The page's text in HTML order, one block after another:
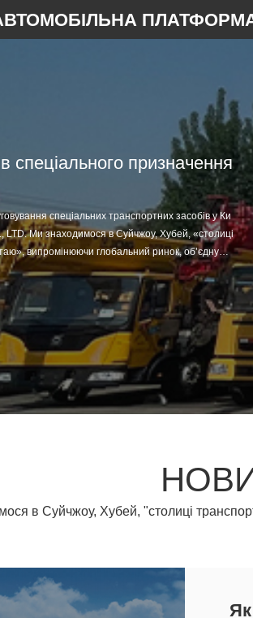
спеціального призначення
спеціальних транспортних засобів у Ки
LTD. Ми знаходимося в Суйчжоу, Хубей, «столиці
випромінюючи глобальний ринок, об’єднуюч
Китаю, дилерів і виробників запасних части
в Суйчжоу, Хубей, "столиці